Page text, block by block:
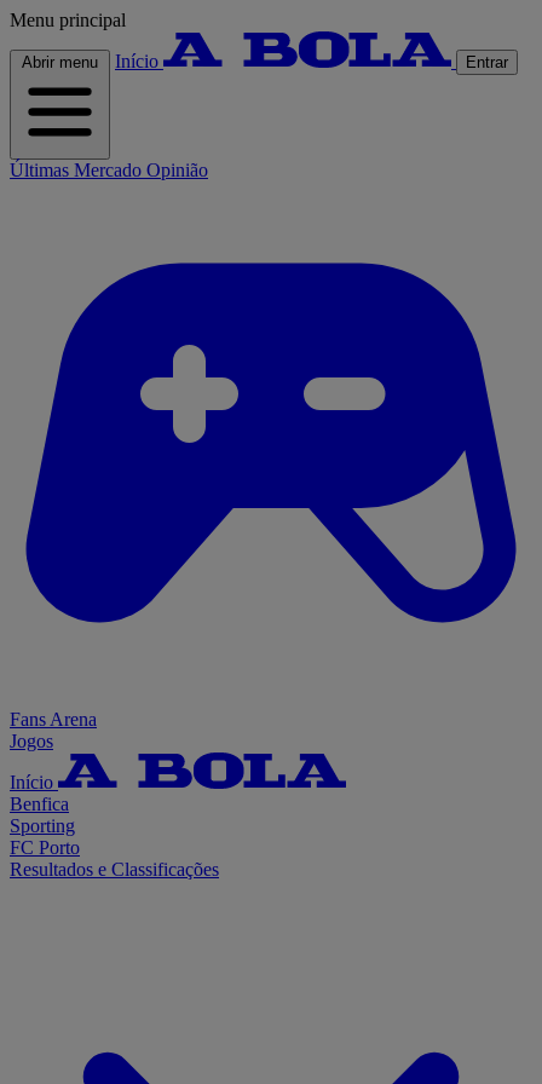
Menu principal
Abrir menu Início Entrar
Últimas Mercado Opinião
Fans Arena
Jogos
Início
Benfica
Sporting
FC Porto
Resultados e Classificações